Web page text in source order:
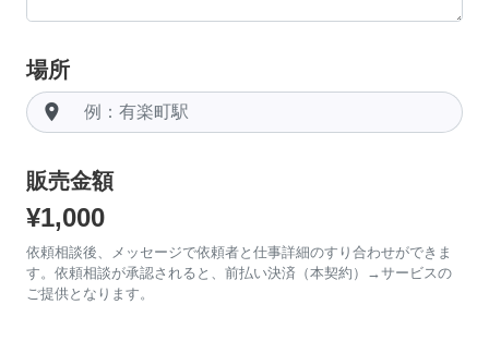
場所
room
販売金額
¥1,000
依頼相談後、メッセージで依頼者と仕事詳細のすり合わせができま
す。依頼相談が承認されると、前払い決済（本契約）→サービスの
ご提供となります。